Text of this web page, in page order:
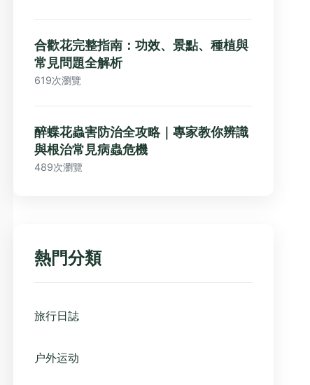
合歡花完整指南：功效、景點、種植與
常見問題全解析
619次瀏覽
醉蝶花蟲害防治全攻略｜專家教你辨識
與根治常見病蟲危機
489次瀏覽
熱門分類
旅行日誌
户外运动